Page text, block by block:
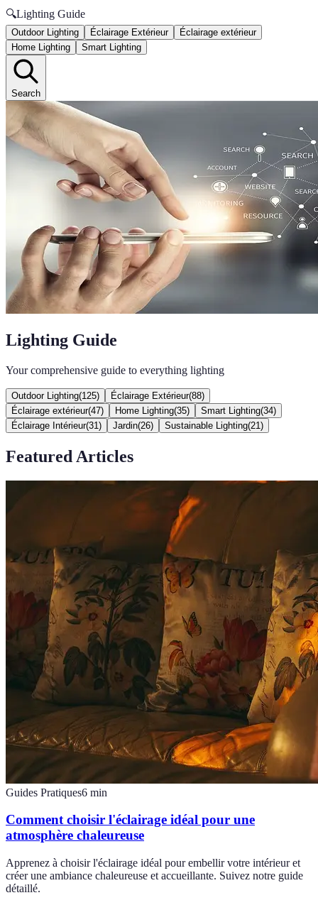
🔍Lighting Guide
Outdoor Lighting Éclairage Extérieur
Éclairage extérieur
Home Lighting
Smart Lighting
Search
Lighting Guide
Your comprehensive guide to everything lighting
Outdoor Lighting(125) Éclairage Extérieur(88)
Éclairage extérieur(47) Home Lighting(35) Smart Lighting(34)
Éclairage Intérieur(31 ) Jardin(26) Sustainable Lighting(21 )
Featured Articles
Guides Pratiques6 min
Comment choisir l'éclairage idéal pour une
atmosphère chaleureuse
Apprenez à choisir l'éclairage idéal pour embellir votre intérieur et
créer une ambiance chaleureuse et accueillante. Suivez notre guide
détaillé.